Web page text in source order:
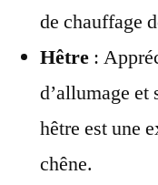
de chauffage
Hêtre :
d’allumage et
hêtre est une
chêne.